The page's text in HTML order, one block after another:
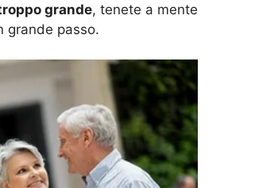
grande, tenete a mente
grande passo.